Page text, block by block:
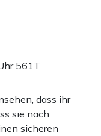
561T
dass ihr
sie nach
sicheren